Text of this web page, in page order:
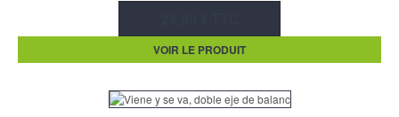
VOIR LE PRODUIT